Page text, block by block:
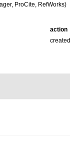
ProCite, RefWorks)
action
created